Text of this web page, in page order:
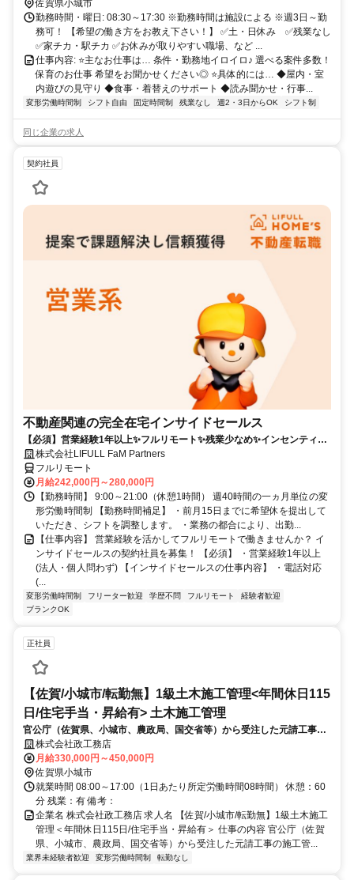
佐賀県小城市
勤務時間・曜日: 08:30～17:30 ※勤務時間は施設による ※週3日～勤
務可！ 【希望の働き方をお教え下さい！】 ✅土・日休み ✅残業なし
✅家チカ・駅チカ ✅お休みが取りやすい職場、など ...
仕事内容: ⭐主なお仕事は… 条件・勤務地イロイロ♪ 選べる案件多数！
保育のお仕事 希望をお聞かせください◎ ⭐具体的には… ◆屋内・室
内遊びの見守り ◆食事・着替えのサポート ◆読み聞かせ・行事...
変形労働時間制 シフト自由 固定時間制 残業なし 週2・3日からOK シフト制
同じ企業の求人
契約社員
不動産関連の完全在宅インサイドセールス
【必須】営業経験1年以上✨フルリモート✨残業少なめ✨インセンティブ
有 株式会社LIFULL FaM Partners
フルリモート
月給242,000円～280,000円
【勤務時間】 9:00～21:00（休憩1時間） 週40時間の一ヵ月単位の変
形労働時間制 【勤務時間補足】 ・前月15日までに希望休を提出して
いただき、シフトを調整します。 ・業務の都合により、出勤...
【仕事内容】 営業経験を活かしてフルリモートで働きませんか？ イ
ンサイドセールスの契約社員を募集！ 【必須】 ・営業経験1年以上
(法人・個人問わず) 【インサイドセールスの仕事内容】 ・電話対応
(...
変形労働時間制 フリーター歓迎 学歴不問 フルリモート
経験者歓迎
ブランクOK
正社員
【佐賀/小城市/転勤無】1級土木施工管理<年間休日115
日/住宅手当・昇給有> 土木施工管理
官公庁（佐賀県、小城市、農政局、国交省等）から受注した元請工事の
施工管理全般を担当します。土木・下水道・舗装工事の管理に加え、建
設ICT施工に伴うデータ作成など、業界最先端の業務にも携われます。
株式会社政工務店
月給330,000円～450,000円
佐賀県小城市
就業時間 08:00～17:00（1日あたり所定労働時間08時間） 休憩：60
分 残業：有 備考：
企業名 株式会社政工務店 求人名 【佐賀/小城市/転勤無】1級土木施工
管理＜年間休日115日/住宅手当・昇給有＞ 仕事の内容 官公庁（佐賀
県、小城市、農政局、国交省等）から受注した元請工事の施工管...
業界未経験者歓迎 変形労働時間制 転勤なし